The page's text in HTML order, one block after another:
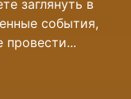
заглянуть в
события,
провести...